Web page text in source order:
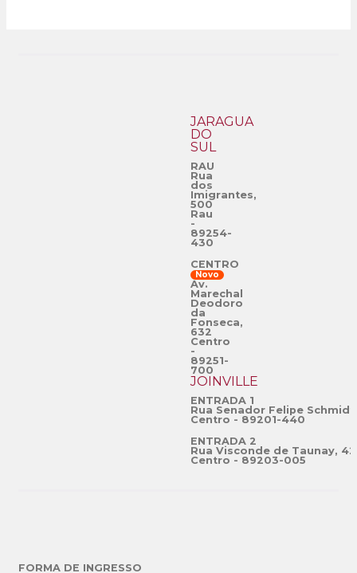
JARAGUÁ
DO
SUL
RAU
Rua
dos
Imigrantes,
500
Rau
-
89254-
430
CENTRO
Novo
Av.
Marechal
Deodoro
da
Fonseca,
632
Centro
-
89251-
700
JOINVILLE
ENTRADA 1
Rua Senador Felipe
Centro - 89201-440
ENTRADA 2
Rua Visconde de Taunay,
Centro - 89203-005
FORMA DE INGRESSO